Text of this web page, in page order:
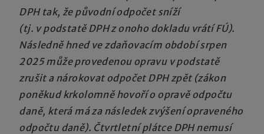
DPH tak, že původní odpočet sníží
(tj. v podstatě DPH z onoho dokladu vrátí FÚ).
Následně hned ve zdaňovacím období srpen
2025 může provedenou opravu v podstatě
zrušit a nárokovat odpočet DPH zpět (zákon
poněkud krkolomně hovoří o opravě odpočtu
daně, která má za následek zvýšení opraveného
odpočtu daně). Čtvrtletní plátce DPH nemusí